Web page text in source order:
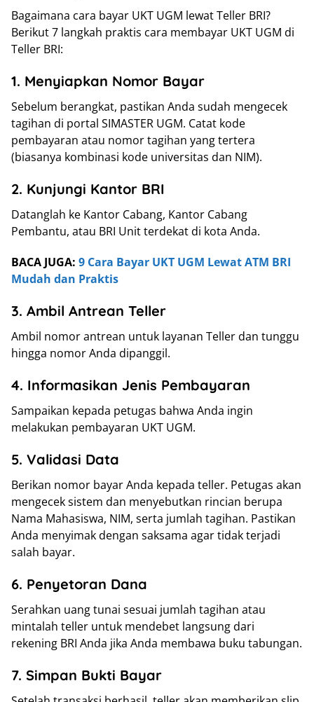
Bagaimana cara bayar UKT UGM lewat Teller BRI?
Berikut 7 langkah praktis cara membayar UKT UGM di
Teller BRI:
1. Menyiapkan Nomor Bayar
Sebelum berangkat, pastikan Anda sudah mengecek
tagihan di portal SIMASTER UGM. Catat kode
pembayaran atau nomor tagihan yang tertera
(biasanya kombinasi kode universitas dan NIM).
2. Kunjungi Kantor BRI
Datanglah ke Kantor Cabang, Kantor Cabang
Pembantu, atau BRI Unit terdekat di kota Anda.
BACA JUGA: 9 Cara Bayar UKT UGM Lewat ATM BRI
Mudah dan Praktis
3. Ambil Antrean Teller
Ambil nomor antrean untuk layanan Teller dan tunggu
hingga nomor Anda dipanggil.
4. Informasikan Jenis Pembayaran
Sampaikan kepada petugas bahwa Anda ingin
melakukan pembayaran UKT UGM.
5. Validasi Data
Berikan nomor bayar Anda kepada teller. Petugas akan
mengecek sistem dan menyebutkan rincian berupa
Nama Mahasiswa, NIM, serta jumlah tagihan. Pastikan
Anda menyimak dengan saksama agar tidak terjadi
salah bayar.
6. Penyetoran Dana
Serahkan uang tunai sesuai jumlah tagihan atau
mintalah teller untuk mendebet langsung dari
rekening BRI Anda jika Anda membawa buku tabungan.
7. Simpan Bukti Bayar